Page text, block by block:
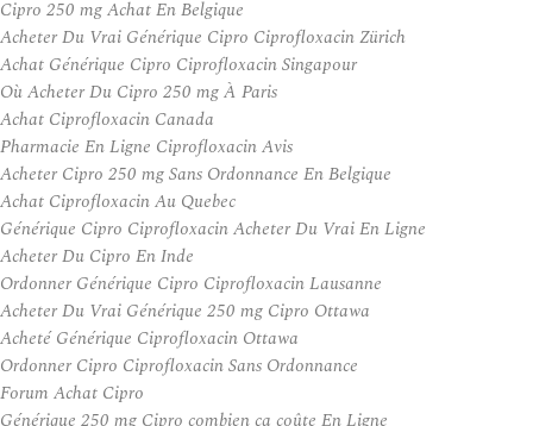
Cipro 250 mg Achat En Belgique
Acheter Du Vrai Générique Cipro Ciprofloxacin Zürich
Achat Générique Cipro Ciprofloxacin Singapour
Où Acheter Du Cipro 250 mg À Paris
Achat Ciprofloxacin Canada
Pharmacie En Ligne Ciprofloxacin Avis
Acheter Cipro 250 mg Sans Ordonnance En Belgique
Achat Ciprofloxacin Au Quebec
Générique Cipro Ciprofloxacin Acheter Du Vrai En Ligne
Acheter Du Cipro En Inde
Ordonner Générique Cipro Ciprofloxacin Lausanne
Acheter Du Vrai Générique 250 mg Cipro Ottawa
Acheté Générique Ciprofloxacin Ottawa
Ordonner Cipro Ciprofloxacin Sans Ordonnance
Forum Achat Cipro